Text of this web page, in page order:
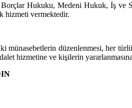
Borçlar Hukuku, Medeni Hukuk, İş
hizmeti vermektedir.
düzenlenmesi, her
hizmetine ve kişilerin